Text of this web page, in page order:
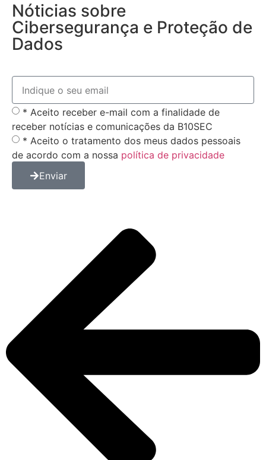
Nóticias sobre
Cibersegurança e Proteção de
Dados
* Aceito receber e-mail com a finalidade de
receber notícias e comunicações da B10SEC
* Aceito o tratamento dos meus dados pessoais
de acordo com a nossa política de privacidade
Enviar